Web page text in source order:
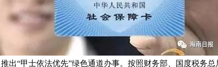
“甲士依法优先”绿色通道办事。按照财务部、国度税务总